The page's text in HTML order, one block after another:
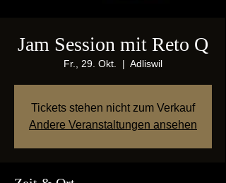
Jam Session mit Reto Q
Fr., 29. Okt.
  |
Adliswil
Tickets stehen nicht zum Verkauf
Andere Veranstaltungen ansehen